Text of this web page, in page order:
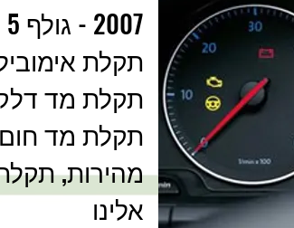
2007 - גולף 5
תקלת
תקלת מד
תקלת מד
מהירות,
אלינו